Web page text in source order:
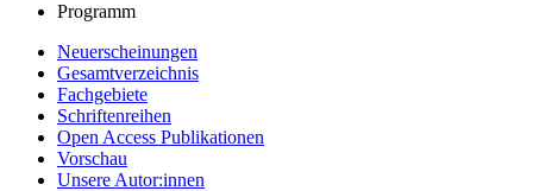
Programm
Neuerscheinungen
Gesamtverzeichnis
Fachgebiete
Schriftenreihen
Open Access Publikationen
Vorschau
Unsere Autor:innen